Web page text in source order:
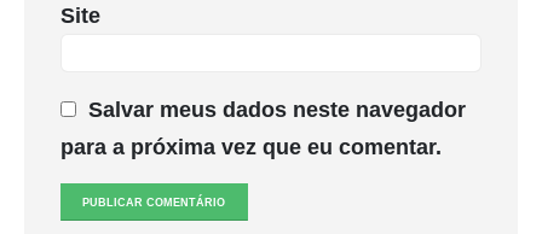
Site
Salvar meus dados neste navegador
para a próxima vez que eu comentar.